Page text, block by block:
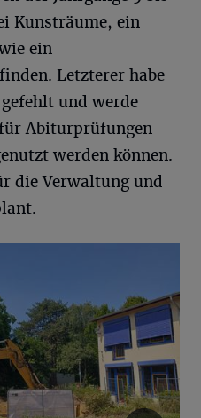
Kunsträume, ein
ein
Letzterer habe
und werde
Abiturprüfungen
werden können.
die Verwaltung und